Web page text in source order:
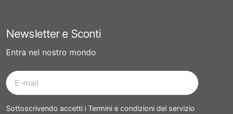
Newsletter e Sconti
Entra nel nostro mondo
E-
mail
Sottoscrivendo accetti i Termini e condizioni del servizio